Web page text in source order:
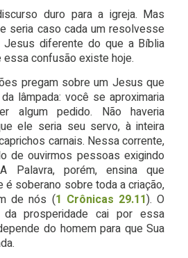
duro para a igreja. Mas
seria caso cada um resolvesse
diferente do que a Bíblia
essa confusão existe hoje.
pregam sobre um Jesus que
lâmpada: você se aproximaria
algum pedido. Não haveria
ele seria seu servo, à inteira
carnais. Nessa corrente,
de ouvirmos pessoas exigindo
Palavra, porém, ensina que
é soberano sobre toda a criação,
de nós (1 Crônicas 29.11). O
prosperidade cai por essa
do homem para que Sua